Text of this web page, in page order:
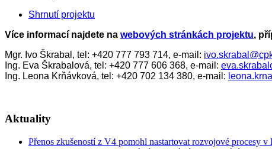
Shrnutí projektu
Více informací najdete na webových stránkách projektu,
Mgr. Ivo Škrabal, tel: +420 777 793 714, e-mail:
Ing. Eva Škrabalová, tel: +420 777 606 368, e-mail:
Ing. Leona Krňávková, tel: +420 702 134 380, e-mail:
Aktuality
Přenos zkušeností z V4 pomohl nastartovat rozvojové procesy v